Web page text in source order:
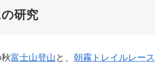
研究
富士山登山 と、 朝霧トレイルレース